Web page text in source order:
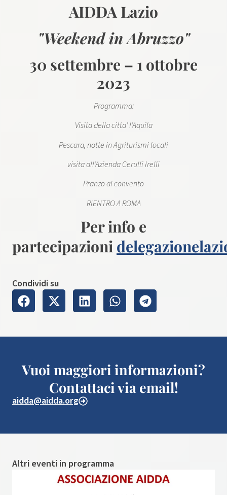
AIDDA Lazio
"Weekend in Abruzzo"
30 settembre – 1 ottobre
2023
Programma:
Visita della citta’ l’Aquila
Pescara, notte in Agriturismi locali
visita all’Azienda Cerulli Irelli
Pranzo al convento
RIENTRO A ROMA
Per info e
partecipazioni
Condividi su
Vuoi maggiori informazioni?
Contattaci via email!
aidda@aidda.org
Altri eventi in programma